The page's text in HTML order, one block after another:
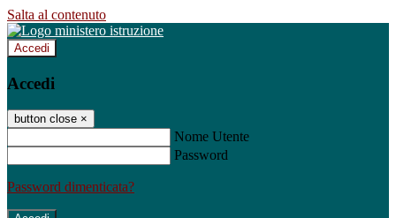
Salta al contenuto
Accedi
Accedi
button close ×
Nome Utente
Password
Password dimenticata?